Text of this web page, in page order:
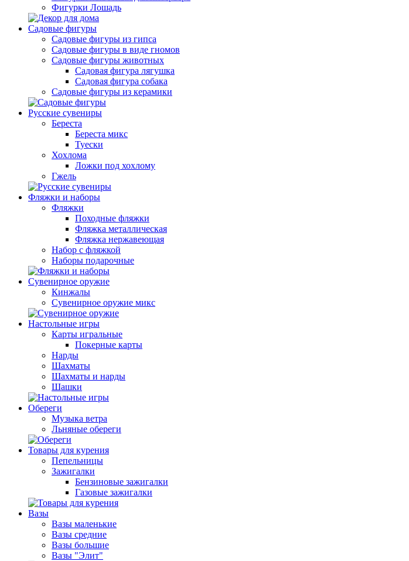
Фигурки Лошадь
Садовые фигуры
Садовые фигуры из гипса
Садовые фигуры в виде гномов
Садовые фигуры животных
Садовая фигура лягушка
Садовая фигура собака
Садовые фигуры из керамики
Русские сувениры
Береста
Береста микс
Туески
Хохлома
Ложки под хохлому
Гжель
Фляжки и наборы
Фляжки
Походные фляжки
Фляжка металлическая
Фляжка нержавеющая
Набор с фляжкой
Наборы подарочные
Сувенирное оружие
Кинжалы
Сувенирное оружие микс
Настольные игры
Карты игральные
Покерные карты
Нарды
Шахматы
Шахматы и нарды
Шашки
Обереги
Музыка ветра
Льняные обереги
Товары для курения
Пепельницы
Зажигалки
Бензиновые зажигалки
Газовые зажигалки
Вазы
Вазы маленькие
Вазы средние
Вазы большие
Вазы "Элит"